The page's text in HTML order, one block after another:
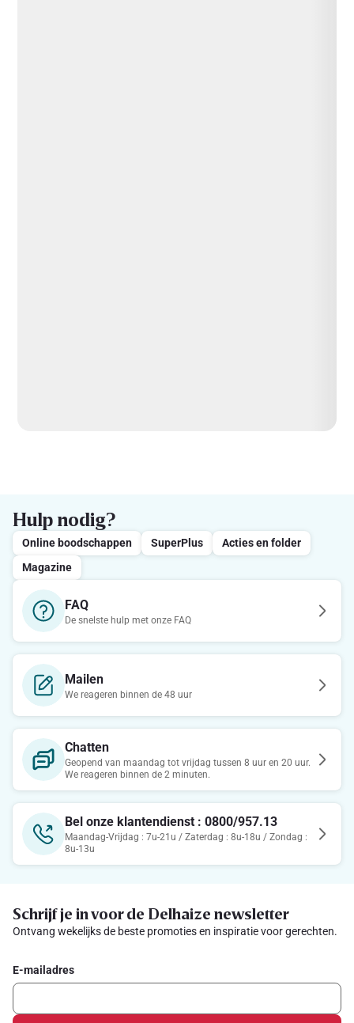
Hulp nodig?
Online boodschappen SuperPlus
Acties en folder
Magazine
FAQ
De snelste hulp met onze FAQ
Mailen
We reageren binnen de 48 uur
Chatten
Geopend van maandag tot vrijdag tussen 8 uur en 20 uur.
We reageren binnen de 2 minuten.
Bel onze klantendienst : 0800/957.13
Maandag-Vrijdag : 7u-21u / Zaterdag : 8u-18u / Zondag :
8u-13u
Schrijf je in voor de Delhaize newsletter
Ontvang wekelijks de beste promoties en inspiratie voor gerechten.
E-mailadres